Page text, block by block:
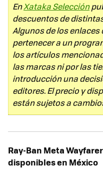
EnXataka Selección
descuentos de
Algunos de los
pertenecer a un
los artículos
las marcas ni por las
introducción una
editores. El precio y
están sujetos a
Ray-Ban Meta
disponibles en México